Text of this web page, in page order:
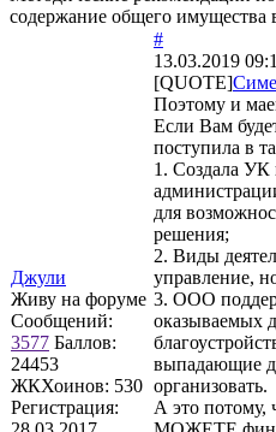
содержание общего имущества
Джули
Живу на форуме
Сообщений:
3577 Баллов:
24453
ЖКХоинов: 530
Регистрация:
#
13.03.2019
[QUOTE]
Поэтому и
Если Вам
поступила в
1. Создала
для
решения;
2. Виды
управление,
3. ООО
оказываемых
выпадающие
организовать.
А это